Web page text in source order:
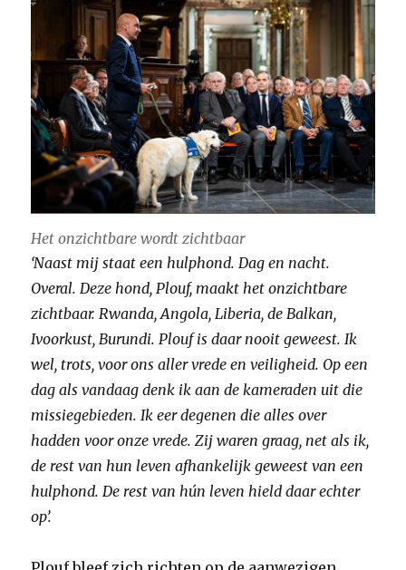
Het onzichtbare wordt zichtbaar
‘Naast mij staat een hulphond. Dag en nacht.
Overal. Deze hond, Plouf, maakt het onzichtbare
zichtbaar. Rwanda, Angola, Liberia, de Balkan,
Ivoorkust, Burundi. Plouf is daar nooit geweest. Ik
wel, trots, voor ons aller vrede en veiligheid. Op een
dag als vandaag denk ik aan de kameraden uit die
missiegebieden. Ik eer degenen die alles over
hadden voor onze vrede. Zij waren graag, net als ik,
de rest van hun leven afhankelijk geweest van een
hulphond. De rest van hún leven hield daar echter
op’.